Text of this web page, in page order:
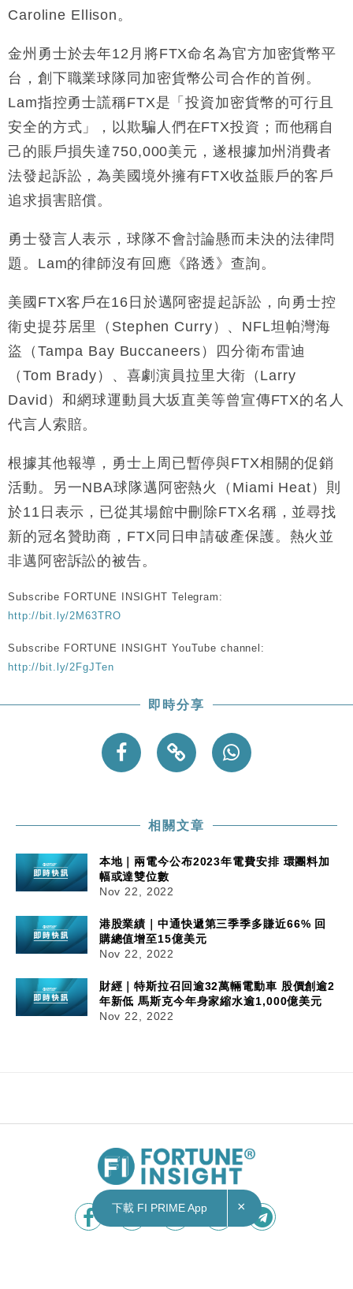
13:44
財經｜內地7月美元計價出口增近24%勝預期 貿易順
12:44
財經｜日本春季三度入市撐日圓 4月單日斥6.28萬億
日圓干預創新高
11:12
國際｜特朗普料美伊戰事快結束 承認部分彈藥庫存緊
張
15:59
財經｜SA售股自救後再出手 斥4億美元押注未上市公
司
Caroline Ellison。
金州勇士於去年12月將FTX命名為官方加密貨幣平
台，創下職業球隊同加密貨幣公司合作的首例。
Lam指控勇士謊稱FTX是「投資加密貨幣的可行且
安全的方式」，以欺騙人們在FTX投資；而他稱自
己的賬戶損失達750,000美元，遂根據加州消費者
法發起訴訟，為美國境外擁有FTX收益賬戶的客戶
追求損害賠償。
勇士發言人表示，球隊不會討論懸而未決的法律問
題。Lam的律師沒有回應《路透》查詢。
美國FTX客戶在16日於邁阿密提起訴訟，向勇士控
衛史提芬居里（Stephen Curry）、NFL坦帕灣海
盜（Tampa Bay Buccaneers）四分衛布雷迪
（Tom Brady）、喜劇演員拉里大衛（Larry
David）和網球運動員大坂直美等曾宣傳FTX的名人
代言人索賠。
根據其他報導，勇士上周已暫停與FTX相關的促銷
活動。另一NBA球隊邁阿密熱火（Miami Heat）則
於11日表示，已從其場館中刪除FTX名稱，並尋找
新的冠名贊助商，FTX同日申請破產保護。熱火並
非邁阿密訴訟的被告。
Subscribe FORTUNE INSIGHT Telegram:
http://bit.ly/2M63TRO
Subscribe FORTUNE INSIGHT YouTube channel:
http://bit.ly/2FgJTen
即時分享
相關文章
本地｜兩電今公布2023年電費安排 環團料加
幅或達雙位數
Nov 22, 2022
港股業績｜中通快遞第三季季多賺近66% 回
購總值增至15億美元
Nov 22, 2022
財經｜特斯拉召回逾32萬輛電動車 股價創逾2
年新低 馬斯克今年身家縮水逾1,000億美元
Nov 22, 2022
本地｜兩電今公布2023年電費安排 環團料加幅或
達雙位數
下載 FI PRIME App ×